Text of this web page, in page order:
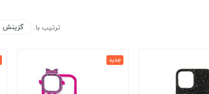
ترتیب با: گزینش
جدید